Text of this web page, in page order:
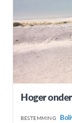
Hoger
BESTEMMING